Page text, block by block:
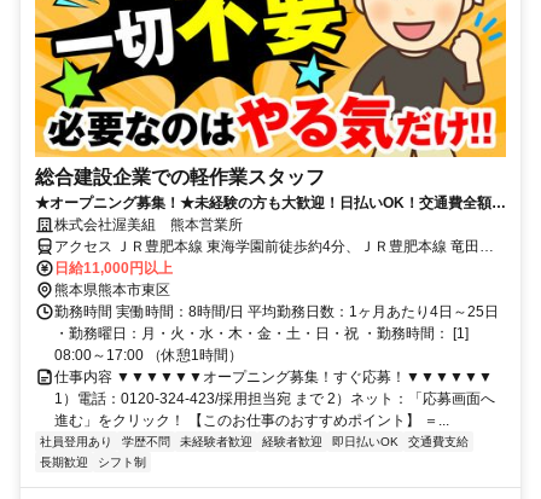
総合建設企業での軽作業スタッフ
★オープニング募集！★未経験の方も大歓迎！日払いOK！交通費全額支
給◎日・祝は日給1.35倍
株式会社渥美組 熊本営業所
アクセス ＪＲ豊肥本線 東海学園前徒歩約4分、ＪＲ豊肥本線 竜田口
徒歩約20分、ＪＲ豊肥本線 水前寺南口徒歩約25分
日給11,000円以上
熊本県熊本市東区
勤務時間 実働時間：8時間/日 平均勤務日数：1ヶ月あたり4日～25日
・勤務曜日：月・火・水・木・金・土・日・祝 ・勤務時間： [1]
08:00～17:00 （休憩1時間）
仕事内容 ▼▼▼▼▼▼オープニング募集！すぐ応募！▼▼▼▼▼▼
1）電話：0120-324-423/採用担当宛 まで 2）ネット：「応募画面へ
進む」をクリック！ 【このお仕事のおすすめポイント】 ＝...
社員登用あり 学歴不問 未経験者歓迎 経験者歓迎 即日払いOK
交通費支給
長期歓迎
シフト制